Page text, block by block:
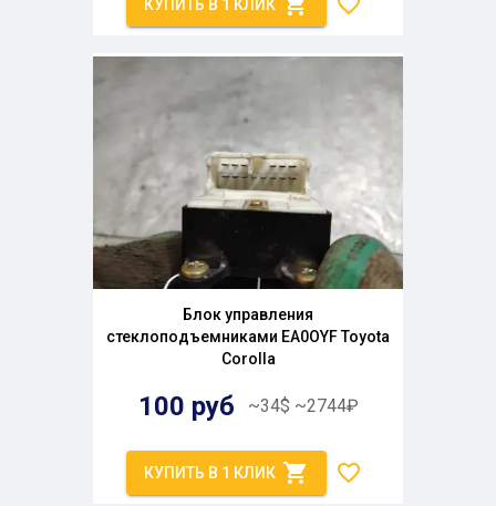
КУПИТЬ В 1 КЛИК
Блок управления
стеклоподъемниками EA0OYF Toyota
Corolla
100 руб ~34$ ~2744₽
КУПИТЬ В 1 КЛИК